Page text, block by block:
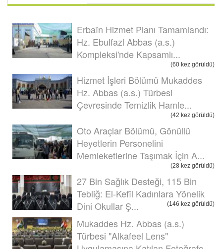
Erbaîn Hizmet Planı Tamamlandı:
Hz. Ebulfazl Abbas (a.s.)
Kompleksi'nde Kapsamlı...
(60 kez görüldü)
Hizmet İşleri Bölümü Mukaddes
Hz. Abbas (a.s.) Türbesi
Çevresinde Temizlik Hamle...
(42 kez görüldü)
Oto Araçlar Bölümü, Gönüllü
Heyetlerin Personelini
Memleketlerine Taşımak İçin A...
(28 kez görüldü)
27 Bin Sağlık Desteği, 115 Bin
Tebliğ: El-Kefîl Kadınlara Yönelik
Dini Okullar Ş...
(146 kez görüldü)
Mukaddes Hz. Abbas (a.s.)
Türbesi "Alkafeel Lens"